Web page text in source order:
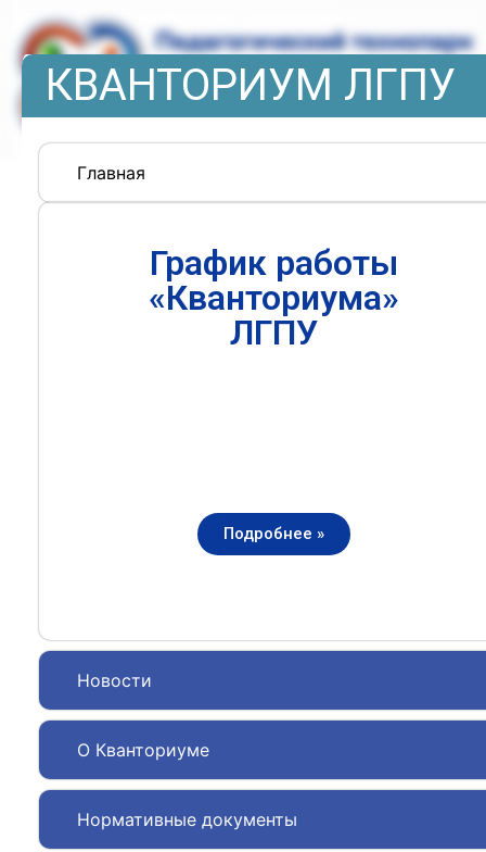
КВАНТОРИУМ ЛГПУ
Главная
Новости
О Кванториуме
Нормативные документы
График работы
«Кванториума»
ЛГПУ
Подробнее »